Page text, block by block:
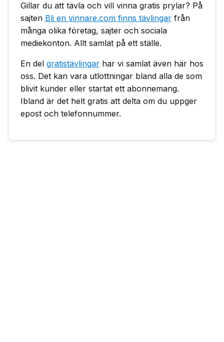
Gillar du att tävla och vill vinna gratis prylar? På
sajten Bli en vinnare.com finns tävlingar från
många olika företag, sajter och sociala
mediekonton. Allt samlat på ett ställe.
En del gratistävlingar har vi samlat även här hos
oss. Det kan vara utlottningar bland alla de som
blivit kunder eller startat ett abonnemang.
Ibland är det helt gratis att delta om du uppger
epost och telefonnummer.